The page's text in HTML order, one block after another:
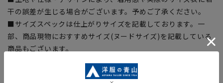
干の誤差が生じる場合がございます。予めご了承ください。
■サイズスペックは仕上がりサイズを記載しております。一
部、商品現物におすすめサイズ(ヌードサイズ)を記載している
商品もございます。
加減により、実際の商品と掲載画像の色味が異なる場合がござ